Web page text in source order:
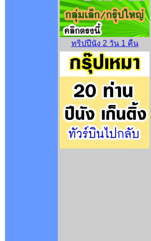
ทริปปีนัง 2 วัน 1 คืน